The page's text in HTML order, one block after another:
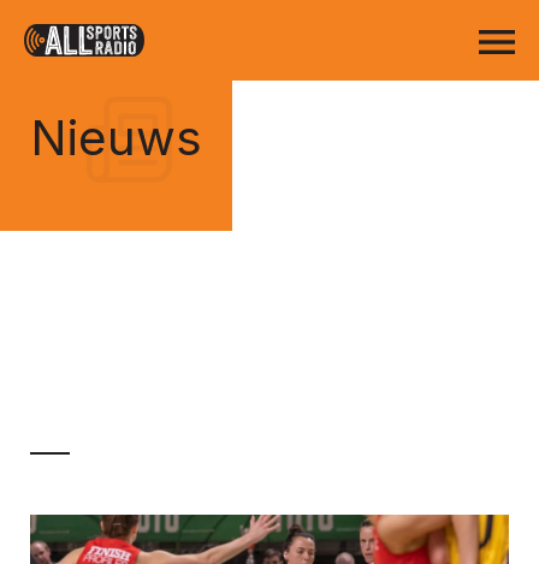
Nieuws